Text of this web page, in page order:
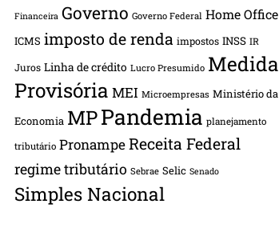
Financeira Governo Governo Federal Home Office
ICMS imposto de renda impostos INSS IR
Juros Linha de crédito Lucro Presumido Medida
Provisória MEI Microempresas Ministério da
Economia MPPandemia planejamento
tributário PronampeReceita Federal
regime tributário Sebrae Selic Senado
Simples Nacional